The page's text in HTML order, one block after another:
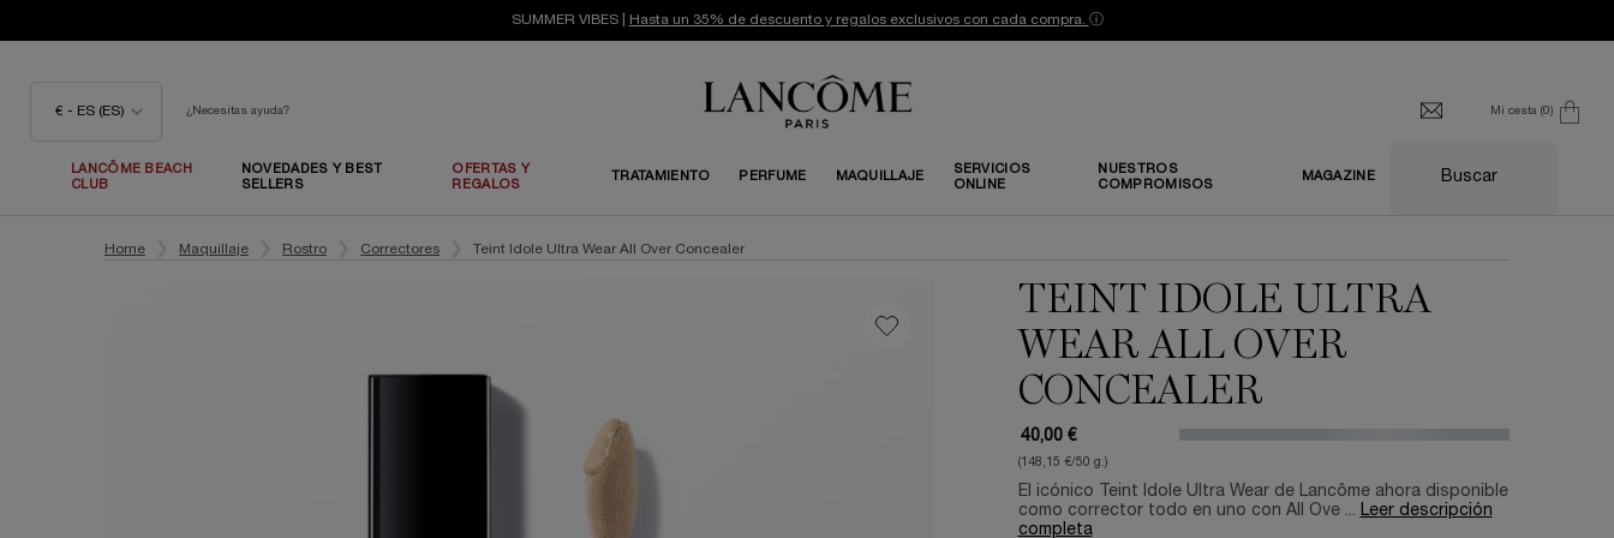
SUMMER VIBES | Hasta un 35% de descuento y regalos exclusivos con cada compra. ⓘ
€ - ES (ES) ¿Necesitas ayuda? Mi cesta 0
0 producto
LANCÔME BEACH
CLUB
NOVEDADES Y BEST
SELLERS
OFERTAS Y
REGALOS
TRATAMIENTO PERFUME MAQUILLAJE
SERVICIOS
ONLINE
NUESTROS
COMPROMISOS
MAGAZINE Buscar
Home
Maquillaje Rostro Correctores Teint Idole Ultra Wear All Over Concealer
TEINT IDOLE ULTRA
WEAR ALL OVER
CONCEALER
40,00 €
(148,15 €/50 g.)
El icónico Teint Idole Ultra Wear de Lancôme ahora disponible
como corrector todo en uno con All Ove ... Leer descripción
completa